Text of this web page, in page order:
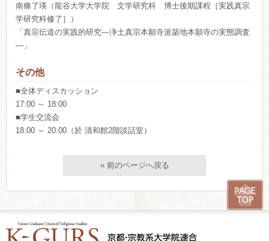
南條了瑛（龍谷大学大学院 文学研究科 博士後期課程［実践真宗
学研究科修了］）
「真宗伝道の実践的研究―浄土真宗本願寺派築地本願寺の実態調査
―」
その他
■全体ディスカッション
17:00 ～ 18:00
■学生交流会
18:00 ～ 20:00（於 清和館2階談話室）
« 前のページへ戻る